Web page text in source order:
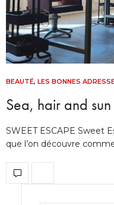
BEAUTÉ, LES BONNES
Sea, hair and sun
SWEET ESCAPE Sweet
que l’on découvre